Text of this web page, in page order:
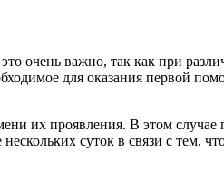
очень важно, так как при
для оказания первой
их проявления. В этом случае
суток в связи с тем,